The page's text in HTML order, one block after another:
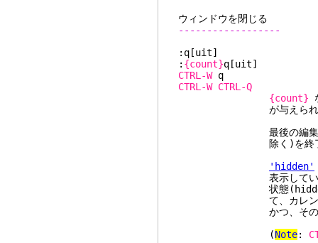
ウィンドウを閉じる
------------------
:q[uit]
: {count}
CTRL-W
CTRL-W CTRL-Q
{count}
が与えられた
最後の編集ウィンドウ
除く)を終了する
'hidden'
表示しているウィンド
状態(hidden)
て、カレントバッファ
かつ、そのバッファが
(Note: